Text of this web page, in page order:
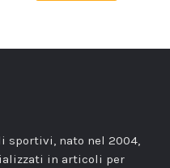
sportivi, nato nel 2004,
in articoli per